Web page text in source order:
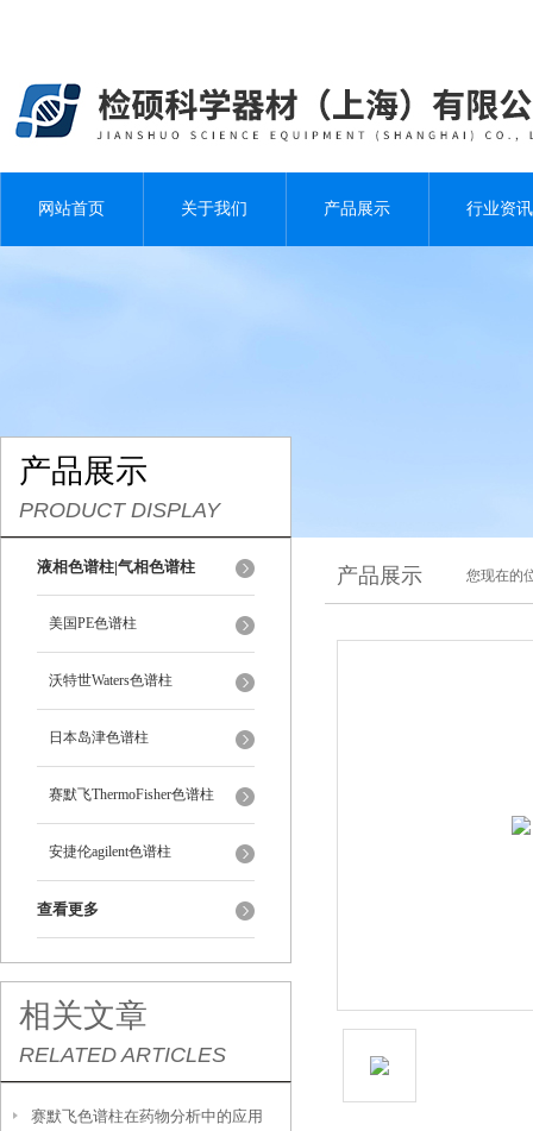
网站首页 关于我们 产品展示 行业资讯
产品展示
PRODUCT DISPLAY
液相色谱柱|气相色谱柱
美国PE色谱柱
沃特世Waters色谱柱
日本岛津色谱柱
赛默飞ThermoFisher色谱柱
安捷伦agilent色谱柱
查看更多
相关文章
RELATED ARTICLES
赛默飞色谱柱在药物分析中的应用
产品展示 您现在的